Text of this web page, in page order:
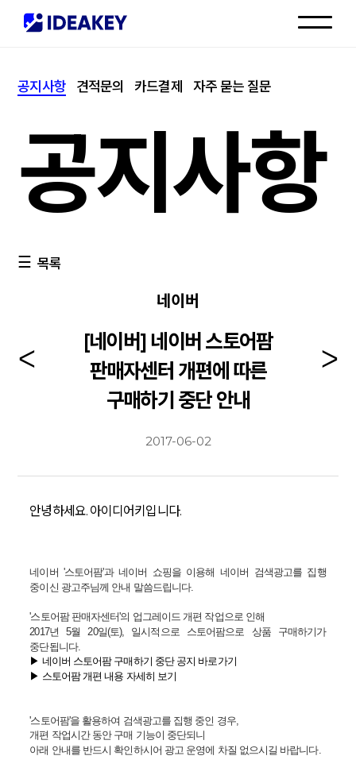
고객센터
공지사항 견적문의 카드결제 자주 묻는 질문
공지사항
목록
네이버
[네이버] 네이버 스토어팜
판매자센터 개편에 따른
구매하기 중단 안내
2017-06-02
안녕하세요. 아이디어키입니다.
네이버 '스토어팜'과 네이버 쇼핑을 이용해 네이버 검색광고를 집행
중이신 광고주님께 안내 말씀드립니다.
'스토어팜 판매자센터'의 업그레이드 개편 작업으로 인해
2017년 5월 20일(토), 일시적으로 스토어팜으로 상품 구매하기가
중단됩니다.
▶ 네이버 스토어팜 구매하기 중단 공지 바로가기
▶ 스토어팜 개편 내용 자세히 보기
'스토어팜'을 활용하여 검색광고를 집행 중인 경우,
개편 작업시간 동안 구매 기능이 중단되니
아래 안내를 반드시 확인하시어 광고 운영에 차질 없으시길 바랍니다.